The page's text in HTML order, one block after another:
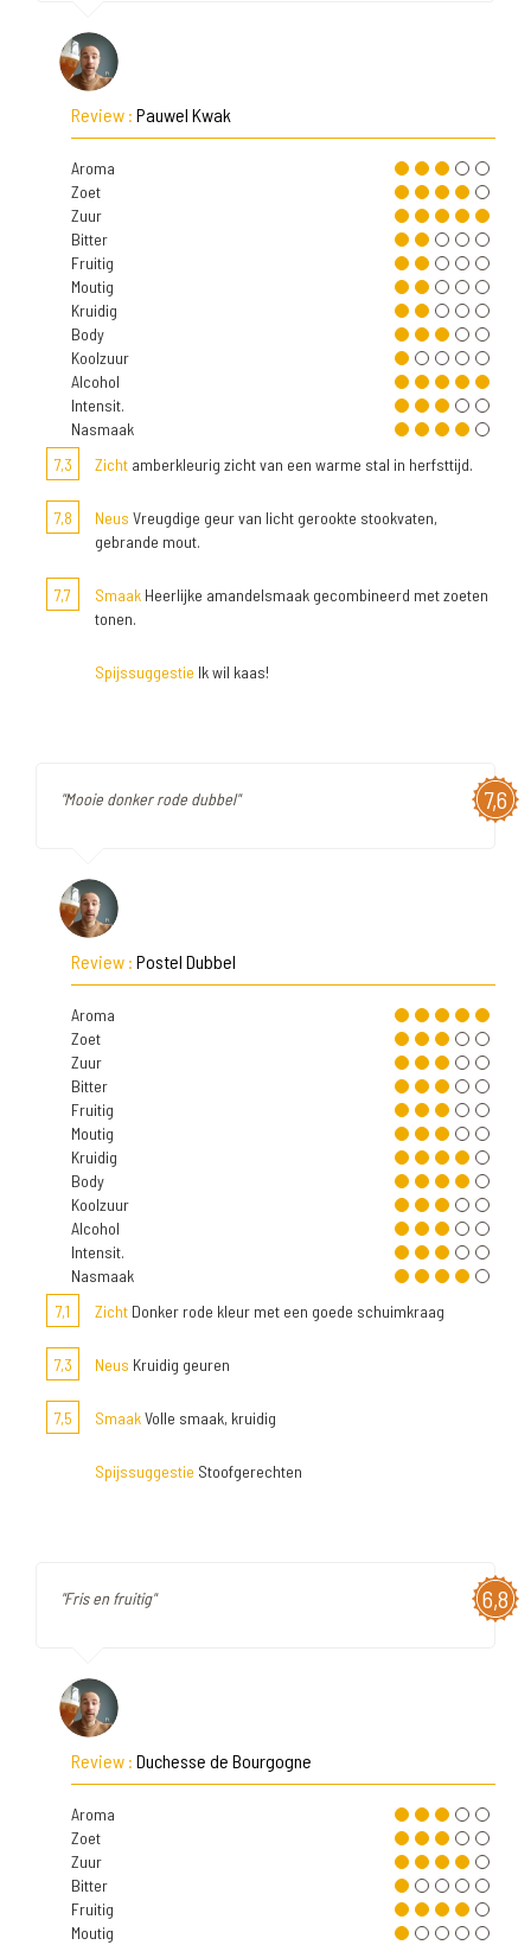
Review : Pauwel Kwak
Aroma
Zoet
Zuur
Bitter
Fruitig
Moutig
Kruidig
Body
Koolzuur
Alcohol
Intensit.
Nasmaak
7,3
Zicht amberkleurig zicht van een warme stal in herfsttijd.
7,8 Neus Vreugdige geur van licht gerookte stookvaten,
gebrande mout.
7,7 Smaak Heerlijke amandelsmaak gecombineerd met zoeten
tonen.
Spijssuggestie Ik wil kaas!
7,6
"Mooie donker rode dubbel"
Review : Postel Dubbel
Aroma
Zoet
Zuur
Bitter
Fruitig
Moutig
Kruidig
Body
Koolzuur
Alcohol
Intensit.
Nasmaak
7,1
Zicht Donker rode kleur met een goede schuimkraag
7,3 Neus Kruidig geuren
7,5 SmaakVolle smaak, kruidig
Spijssuggestie Stoofgerechten
6,8
"Fris en fruitig"
Review : Duchesse de Bourgogne
Aroma
Zoet
Zuur
Bitter
Fruitig
Moutig